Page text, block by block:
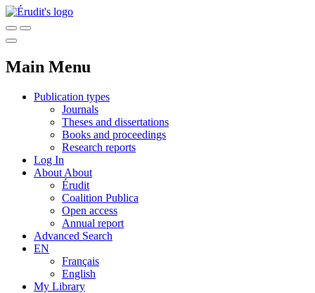
Main Menu
Publication types
Journals
Theses and dissertations
Books and proceedings
Research reports
Log In
About About
Érudit
Coalition Publica
Open access
Annual report
Advanced Search
EN
Français
English
My Library